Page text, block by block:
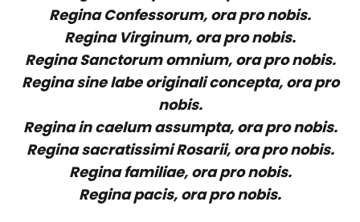
Regina Confessorum, ora pro nobis.
Regina Virginum, ora pro nobis.
Regina Sanctorum omnium, ora pro nobis.
Regina sine labe originali concepta, ora pro
nobis.
Regina in caelum assumpta, ora pro nobis.
Regina sacratissimi Rosarii, ora pro nobis.
Regina familiae, ora pro nobis.
Regina pacis, ora pro nobis.